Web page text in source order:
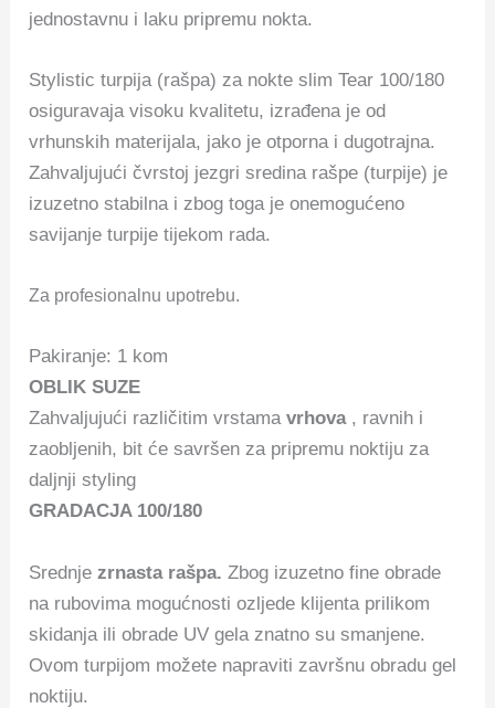
jednostavnu i laku pripremu nokta.
Stylistic turpija (rašpa) za nokte slim Tear 100/180
osiguravaja visoku kvalitetu, izrađena je od
vrhunskih materijala, jako je otporna i dugotrajna.
Zahvaljujući čvrstoj jezgri sredina rašpe (turpije) je
izuzetno stabilna i zbog toga je onemogućeno
savijanje turpije tijekom rada.
Za profesionalnu upotrebu.
Pakiranje: 1 kom
OBLIK SUZE
Zahvaljujući različitim vrstamavrhova, ravnih i
zaobljenih, bit će savršen za pripremu noktiju za
daljnji styling
GRADACJA 100/180
Srednjezrnasta rašpa. Zbog izuzetno fine obrade
na rubovima mogućnosti ozljede klijenta prilikom
skidanja ili obrade UV gela znatno su smanjene.
Ovom turpijom možete napraviti završnu obradu gel
noktiju.